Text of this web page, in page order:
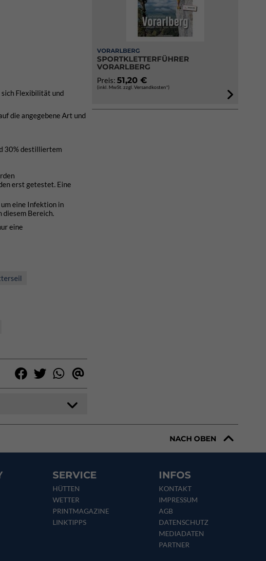
sich Flexibilität und
die angegebene Art und
30% destilliertem
erst getestet. Eine
eine Infektion in
Bereich.
eine
VORARLBERG
SPORTKLETTERFÜHRER
VORARLBERG
Preis: 51,20 €
(inkl. MwSt. zzgl. Versandkosten*)
NACH OBEN
SERVICE
HÜTTEN
WETTER
PRINTMAGAZINE
LINKTIPPS
INFOS
KONTAKT
IMPRESSUM
AGB
DATENSCHUTZ
MEDIADATEN
PARTNER